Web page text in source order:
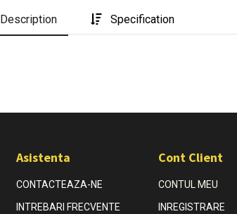
Description Specification
Asistenta
CONTACTEAZA-NE
INTREBARI FRECVENTE
Cont Client
CONTUL MEU
INREGISTRARE